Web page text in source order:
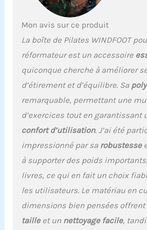
durables qui
362,9 kg, et la
haute qualité
ferme pour
confortable
bon soutien.
facile à
sa poignée de
pratique, il est
allez avec
réformateur,
confortable à
également
voyages.
Mon avis sur ce produit
La boîte de Pilates WINDFOOT
réformateur est un accessoire
quiconque cherche à améliorer
d’étirement et d’équilibre. Sa
remarquable, permettant une
d’exercices tout en garantissant
confort d’utilisation. J’ai été
impressionné par sa robustesse
à supporter des poids
livres, ce qui en fait un choix
les utilisateurs. Le matériau en
dimensions bien pensées offrent
tailleet un nettoyage facile,